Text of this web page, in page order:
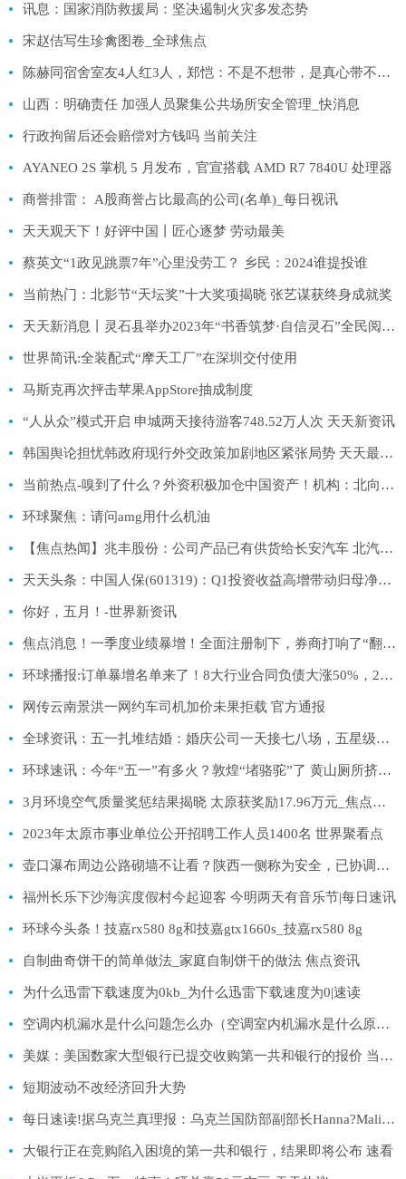
讯息：国家消防救援局：坚决遏制火灾多发态势
宋赵佶写生珍禽图卷_全球焦点
陈赫同宿舍室友4人红3人，郑恺：不是不想带，是真心带不动啊_环球精选
山西：明确责任 加强人员聚集公共场所安全管理_快消息
行政拘留后还会赔偿对方钱吗 当前关注
AYANEO 2S 掌机 5 月发布，官宣搭载 AMD R7 7840U 处理器
商誉排雷： A股商誉占比最高的公司(名单)_每日视讯
天天观天下！好评中国丨匠心逐梦 劳动最美
蔡英文“1政见跳票7年”心里没劳工？ 乡民：2024谁提投谁
当前热门：北影节“天坛奖”十大奖项揭晓 张艺谋获终身成就奖
天天新消息丨灵石县举办2023年“书香筑梦·自信灵石”全民阅读宣传活动
世界简讯:全装配式“摩天工厂”在深圳交付使用
马斯克再次抨击苹果AppStore抽成制度
“人从众”模式开启 申城两天接待游客748.52万人次 天天新资讯
韩国舆论担忧韩政府现行外交政策加剧地区紧张局势 天天最资讯
当前热点-嗅到了什么？外资积极加仓中国资产！机构：北向资金即将再次大幅涌入A股
环球聚焦：请问amg用什么机油
【焦点热闻】兆丰股份：公司产品已有供货给长安汽车 北汽越野等国内多家汽车厂商
天天头条：中国人保(601319)：Q1投资收益高增带动归母净利润同比+230.0%
你好，五月！-世界新资讯
焦点消息！一季度业绩暴增！全面注册制下，券商打响了“翻身仗”
环球播报:订单暴增名单来了！8大行业合同负债大涨50%，23家公司增超3倍……
网传云南景洪一网约车司机加价未果拒载 官方通报
全球资讯：五一扎堆结婚：婚庆公司一天接七八场，五星级酒店低消20万一厅难求
环球速讯：今年“五一”有多火？敦煌“堵骆驼”了 黄山厕所挤满游客 多地紧急通知→
3月环境空气质量奖惩结果揭晓 太原获奖励17.96万元_焦点讯息
2023年太原市事业单位公开招聘工作人员1400名 世界聚看点
壶口瀑布周边公路砌墙不让看？陕西一侧称为安全，已协调拆除_每日焦点
福州长乐下沙海滨度假村今起迎客 今明两天有音乐节|每日速讯
环球今头条！技嘉rx580 8g和技嘉gtx1660s_技嘉rx580 8g
自制曲奇饼干的简单做法_家庭自制饼干的做法 焦点资讯
为什么迅雷下载速度为0kb_为什么迅雷下载速度为0|速读
空调内机漏水是什么问题怎么办（空调室内机漏水是什么原因怎样处理） 今日热闻
美媒：美国数家大型银行已提交收购第一共和银行的报价 当前通讯
短期波动不改经济回升大势
每日速读!据乌克兰真理报：乌克兰国防部副部长Hanna?Maliar表示，在过去的一周里，俄罗斯军队在一些地区取得了微不足道的进展，但乌克兰的国防部队重新夺回了阵地。俄军未能控制巴赫穆特，尽管他们把所有的资源都投入到那里。
大银行正在竞购陷入困境的第一共和银行，结果即将公布 速看